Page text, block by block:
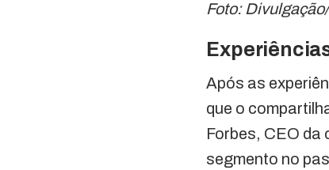
Foto:
Após as
que o
Forbes, CEO da
segmento no